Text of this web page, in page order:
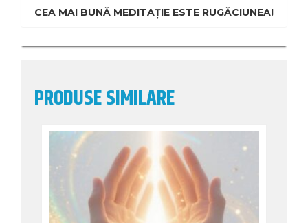
CEA MAI BUNĂ MEDITAȚIE ESTE RUGĂCIUNEA!
PRODUSE SIMILARE